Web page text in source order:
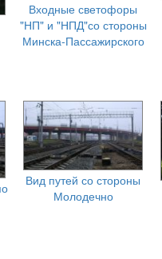
Входные светофоры
"НП" и "НПД"со стороны
Минска-Пассажирского
Вид путей со стороны
Молодечно